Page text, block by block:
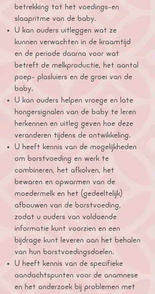
betrekking tot het voedings-en
slaapritme van de baby.
U kan ouders uitleggen wat ze
kunnen verwachten in de kraamtijd
en de periode daarna voor wat
betreft de melkproductie, het aantal
poep- plasluiers en de groei van de
baby.
U kan ouders helpen vroege en late
hongersignalen van de baby te leren
herkennen en uitleg geven hoe deze
veranderen tijdens de ontwikkeling.
U heeft kennis van de mogelijkheden
om borstvoeding en werk te
combineren, het afkolven, het
bewaren en opwarmen van de
moedermelk en het (gedeeltelijk)
afbouwen van de borstvoeding,
zodat u ouders van voldoende
informatie kunt voorzien en een
bijdrage kunt leveren aan het behalen
van hun borstvoedingsdoelen.
U heeft kennis van de specifieke
aandachtspunten voor de anamnese
en het onderzoek bij problemen met